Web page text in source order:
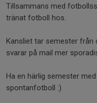
Tillsammans med
tränat fotboll hos.
Kansliet tar semester
svarar på mail mer
Ha en härlig semester
spontanfotboll :)